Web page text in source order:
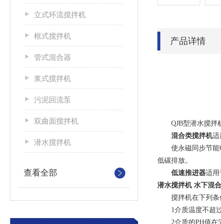
立式环流搅拌机
框式搅拌机
管式混合器
浆式搅拌机
污泥回流泵
双曲面搅拌机
潜水搅拌机
查看全部
产品详情
QJB型潜水搅拌
混合类搅拌机适
使永磁同步节
低碳排放。
低速推进器适用
潜水搅拌机 水下混
搅拌机在下列
1介质温度不超
2介质的PH值在